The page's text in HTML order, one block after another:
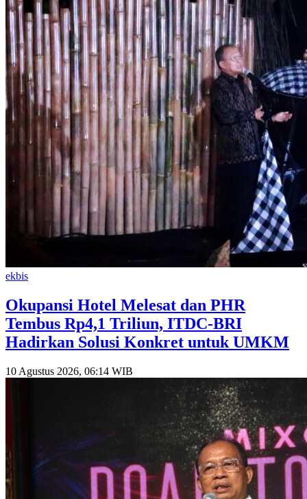
ekbis
Okupansi Hotel Melesat dan PHR
Tembus Rp4,1 Triliun, ITDC-BRI
Hadirkan Solusi Konkret untuk UMKM
10 Agustus 2026, 06:14 WIB